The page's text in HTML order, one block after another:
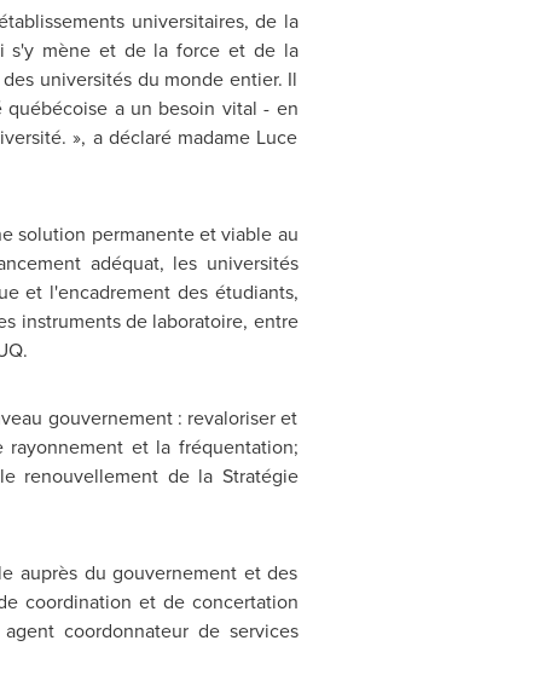
universitaires, de la
s'y mène et de la force et de la
universités du monde entier. Il
a un besoin vital - en
», a déclaré madame Luce
solution permanente et viable au
adéquat, les universités
et l'encadrement des étudiants,
instruments de laboratoire, entre
gouvernement : revaloriser et
et la fréquentation;
renouvellement de la Stratégie
auprès du gouvernement et des
coordination et de concertation
coordonnateur de services